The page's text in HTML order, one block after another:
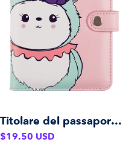
Titolare del passaporto Maddy
Prezzo
$19.50 USD